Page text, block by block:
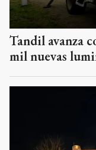
Tandil avanza
mil nuevas